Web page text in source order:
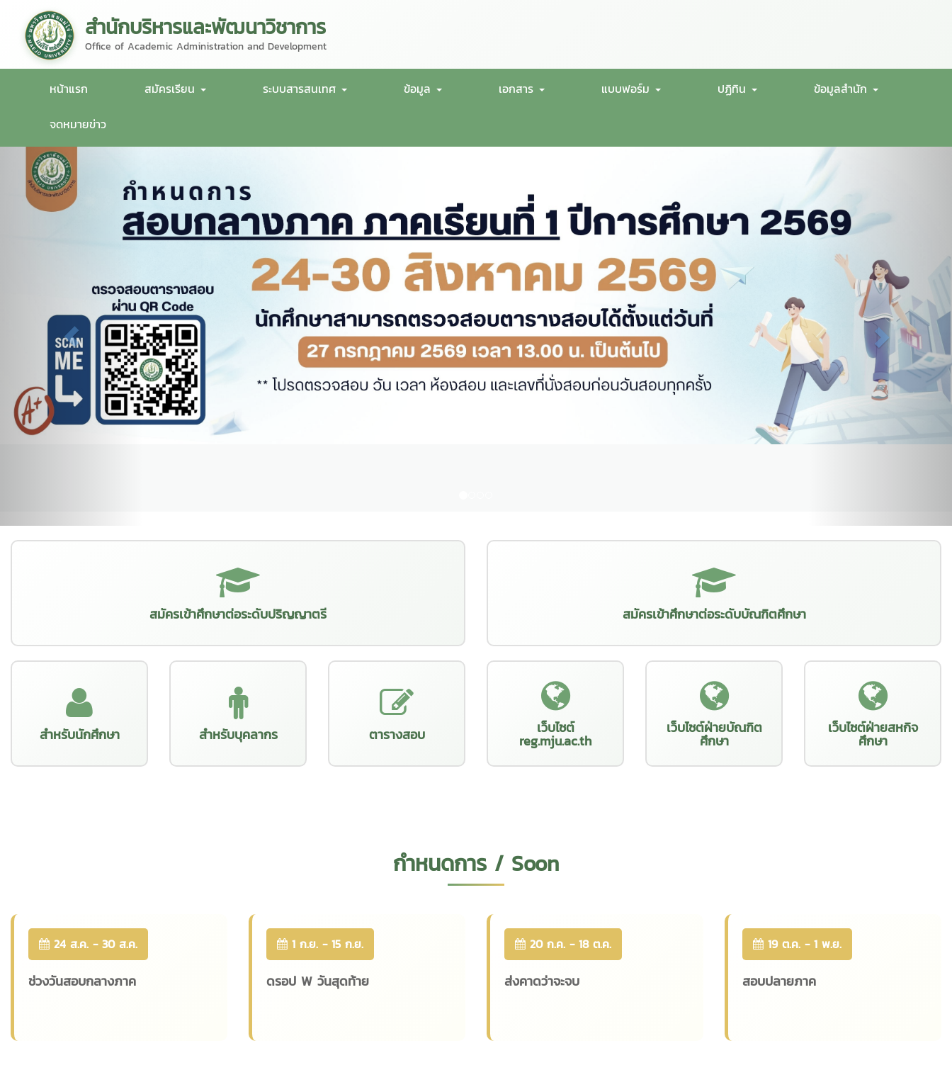
สำนักบริหารและพัฒนาวิชาการ
Office of Academic Administration and Development
หน้าแรก สมัครเรียน ระบบสารสนเทศ ข้อมูล เอกสาร แบบฟอร์ม ปฏิทิน ข้อมูลสำนัก
จดหมายข่าว
สมัครเข้าศึกษาต่อระดับปริญญาตรี สมัครเข้าศึกษาต่อระดับบัณฑิตศึกษา
สำหรับนักศึกษา สำหรับบุคลากร ตารางสอบ เว็บไซต์
reg.mju.ac.th
เว็บไซต์ฝ่ายบัณฑิต
ศึกษา
เว็บไซต์ฝ่ายสหกิจ
ศึกษา
กำหนดการ / Soon
24 ส.ค. - 30 ส.ค.
ช่วงวันสอบกลางภาค
1 ก.ย. - 15 ก.ย.
ดรอป W วันสุดท้าย
20 ก.ค. - 18 ต.ค.
ส่งคาดว่าจะจบ
19 ต.ค. - 1 พ.ย.
สอบปลายภาค